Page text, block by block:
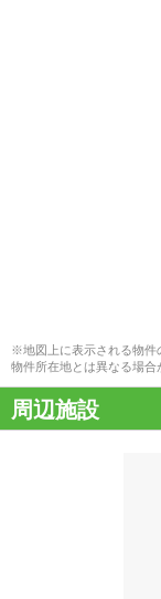
※地図上に表示される物件
物件所在地とは異なる場合
周辺施設